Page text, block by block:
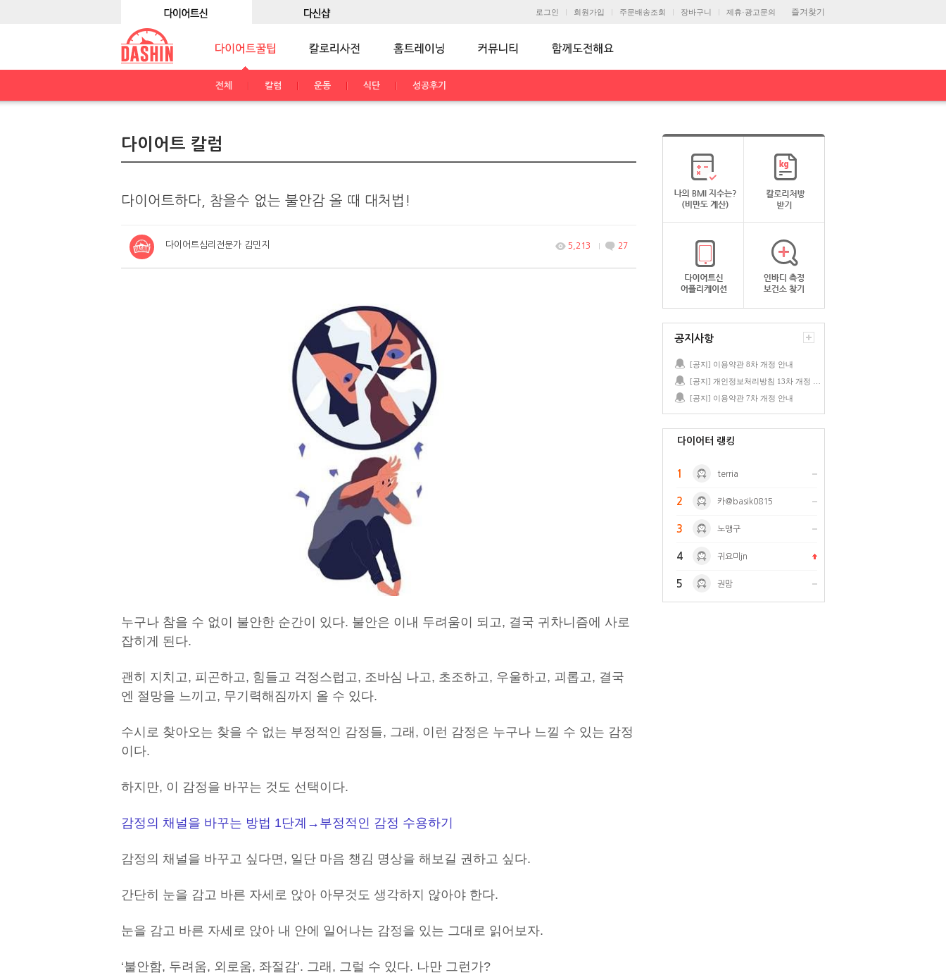
즐겨찾기
로그인 회원가입 주문배송조회 장바구니 제휴·광고문의
전체 칼럼 운동 식단 성공후기
다이어트 칼럼
다이어트하다, 참을수 없는 불안감 올 때 대처법!
다이어트심리전문가 김민지 5,213 27
누구나 참을 수 없이 불안한 순간이 있다. 불안은 이내 두려움이 되고, 결국 귀차니즘에 사로
잡히게 된다.
괜히 지치고, 피곤하고, 힘들고 걱정스럽고, 조바심 나고, 초조하고, 우울하고, 괴롭고, 결국
엔 절망을 느끼고, 무기력해짐까지 올 수 있다.
수시로 찾아오는 찾을 수 없는 부정적인 감정들, 그래, 이런 감정은 누구나 느낄 수 있는 감정
이다.
하지만, 이 감정을 바꾸는 것도 선택이다.
감정의 채널을 바꾸는 방법 1단계 → 부정적인 감정 수용하기
감정의 채널을 바꾸고 싶다면, 일단 마음 챙김 명상을 해보길 권하고 싶다.
간단히 눈을 감고 바른 자세로 앉아 아무것도 생각하지 않아야 한다.
눈을 감고 바른 자세로 앉아 내 안에 일어나는 감정을 있는 그대로 읽어보자.
‘불안함, 두려움, 외로움, 좌절감’. 그래, 그럴 수 있다. 나만 그런가?
공지사항
[공지] 이용약관 8차 개정 안내
[공지] 이용약관 7차 개정 안내
다이어터 랭킹
1 terria
2 카@basik0815
3 노맹구
4 귀요미jn
5 권맘